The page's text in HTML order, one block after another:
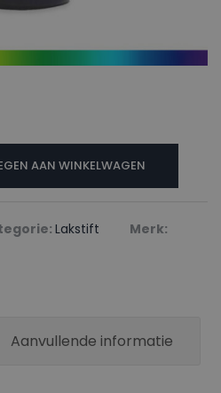
AAN WINKELWAGEN
Lakstift
Merk:
Aanvullende informatie